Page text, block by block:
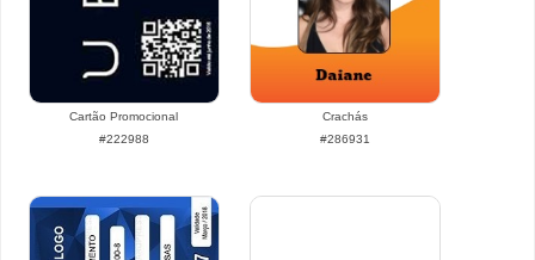
Cartão Promocional
#222988
Crachás
#286931